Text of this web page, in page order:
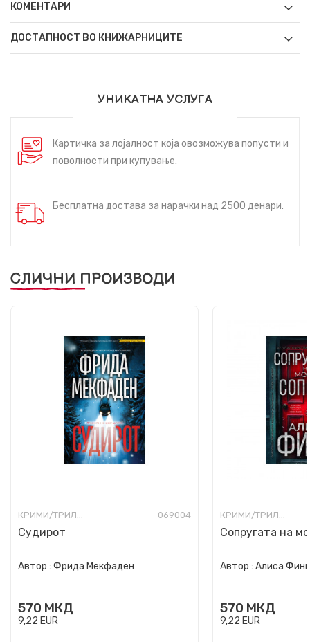
КОМЕНТАРИ
ДОСТАПНОСТ ВО КНИЖАРНИЦИТЕ
УНИКАТНА УСЛУГА
Картичка за лојалност која овозможува попусти и
поволности при купување.
Бесплатна достава за нарачки над 2500 денари.
СЛИЧНИ ПРОИЗВОДИ
КРИМИ/ТРИЛЕР 069004
Судирот
Автор : Фрида Мекфаден
570 МКД
9,22 EUR
КРИМИ/ТРИЛЕР
Сопругата на
Автор : Алиса Фини
570 МКД
9,22 EUR